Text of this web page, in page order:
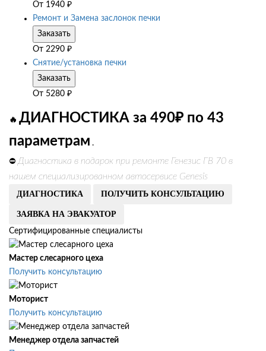
От 1940 ₽
Ремонт и Замена заслонок печки
Заказать
От 2290 ₽
Снятие/установка печки
Заказать
От 5280 ₽
🔥 ДИАГНОСТИКА за 490₽ по 43
параметрам .
⛔ Диагностика в подарок при ремонте Генезис ГВ 70 в
нашем специализированном автосервисе Genesis
ДИАГНОСТИКА ПОЛУЧИТЬ КОНСУЛЬТАЦИЮ
ЗАЯВКА НА ЭВАКУАТОР
Сертифицированные специалисты
Мастер слесарного цеха
Получить консультацию
Моторист
Получить консультацию
Менеджер отдела запчастей